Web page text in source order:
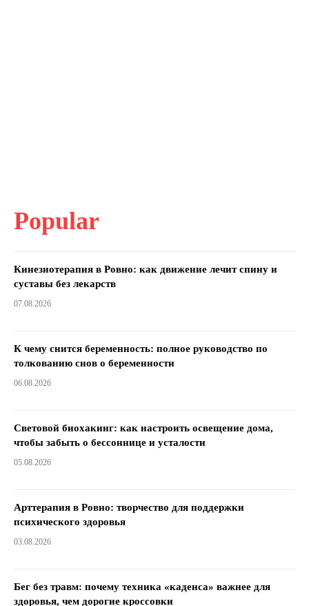
Popular
Кинезиотерапия в Ровно: как движение лечит спину и
суставы без лекарств
07.08.2026
К чему снится беременность: полное руководство по
толкованию снов о беременности
06.08.2026
Световой биохакинг: как настроить освещение дома,
чтобы забыть о бессоннице и усталости
05.08.2026
Арттерапия в Ровно: творчество для поддержки
психического здоровья
03.08.2026
Бег без травм: почему техника «каденса» важнее для
здоровья, чем дорогие кроссовки